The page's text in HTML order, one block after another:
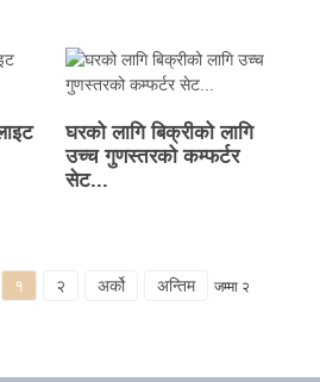
घरको लागि बिक्रीको लागि
उच्च गुणस्तरको कम्फर्टर
सेट...
१ २ अर्को अन्तिम जम्मा २